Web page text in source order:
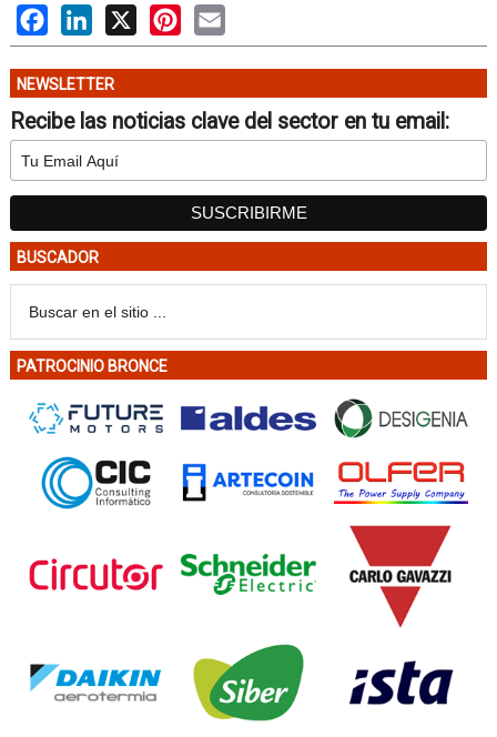
FacebookLinkedIn Pinterest
NEWSLETTER
Recibe las noticias clave del sector en tu email:
BUSCADOR
PATROCINIO BRONCE